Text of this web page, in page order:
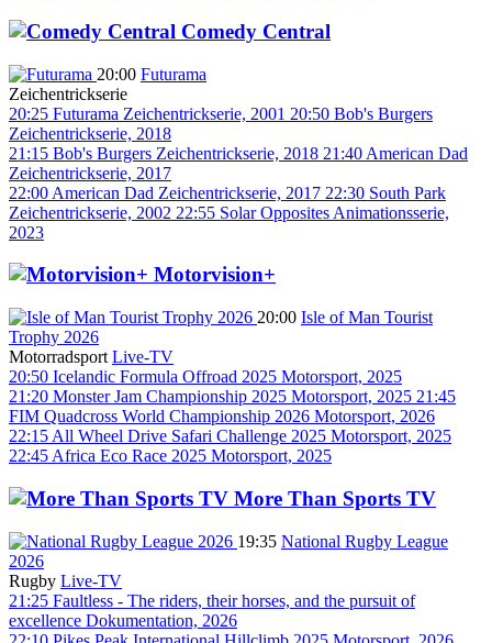
Comedy Central
20:00 Futurama
Zeichentrickserie
20:25 Futurama Zeichentrickserie, 2001 20:50 Bob's Burgers
Zeichentrickserie, 2018
21:15 Bob's Burgers Zeichentrickserie, 2018 21:40 American Dad
Zeichentrickserie, 2017
22:00 American Dad Zeichentrickserie, 2017 22:30 South Park
Zeichentrickserie, 2002 22:55 Solar Opposites Animationsserie,
2023
Motorvision+
20:00 Isle of Man Tourist
Trophy 2026
Motorradsport Live-TV
20:50 Icelandic Formula Offroad 2025 Motorsport, 2025
21:20 Monster Jam Championship 2025 Motorsport, 2025 21:45
FIM Quadcross World Championship 2026 Motorsport, 2026
22:15 All Wheel Drive Safari Challenge 2025 Motorsport, 2025
22:45 Africa Eco Race 2025 Motorsport, 2025
More Than Sports TV
19:35 National Rugby League
2026
Rugby Live-TV
21:25 Faultless - The riders, their horses, and the pursuit of
excellence Dokumentation, 2026